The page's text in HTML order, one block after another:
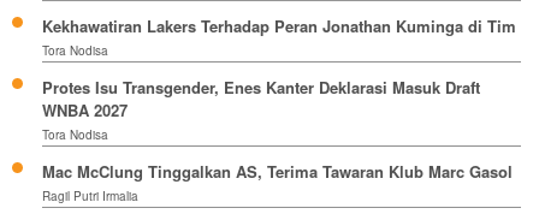
Kekhawatiran Lakers Terhadap Peran Jonathan Kuminga di Tim
Tora Nodisa
Protes Isu Transgender, Enes Kanter Deklarasi Masuk Draft
WNBA 2027
Tora Nodisa
Mac McClung Tinggalkan AS, Terima Tawaran Klub Marc Gasol
Ragil Putri Irmalia